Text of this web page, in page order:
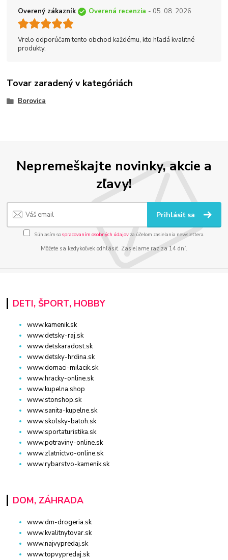
Overený zákazník Overená recenzia - 05. 08. 2026
Vrelo odporúčam tento obchod každému, kto hľadá kvalitné
produkty.
Tovar zaradený v kategóriách
Borovica
Nepremeškajte novinky, akcie a
zľavy!
Prihlásiť sa
Súhlasím sospracovaním osobných údajov za účelom zasielania newslettera.
Môžete sa kedykoľvek odhlásiť. Zasielame raz za 14 dní.
DETI, ŠPORT, HOBBY
www.kamenik.sk
www.detsky-raj.sk
www.detskaradost.sk
www.detsky-hrdina.sk
www.domaci-milacik.sk
www.hracky-online.sk
www.kupelna.shop
www.stonshop.sk
www.sanita-kupelne.sk
www.skolsky-batoh.sk
www.sportaturistika.sk
www.potraviny-online.sk
www.zlatnictvo-online.sk
www.rybarstvo-kamenik.sk
DOM, ZÁHRADA
www.dm-drogeria.sk
www.kvalitnytovar.sk
www.najvypredaj.sk
www.topvypredaj.sk